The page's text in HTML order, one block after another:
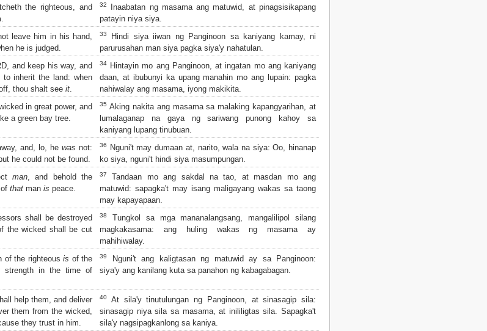
the righteous, and
32
Inaabatan ng masama ang matuwid, at pinagsisikapang
patayin niya siya.
leave him in his hand,
he is judged.
33
Hindi siya iiwan ng Panginoon sa kaniyang kamay, ni
parurusahan man siya pagka siya'y nahatulan.
and keep his way, and
inherit the land: when
thou shalt see it
34
Hintayin mo ang Panginoon, at ingatan mo ang kaniyang
daan, at ibubunyi ka upang manahin mo ang lupain: pagka
nahiwalay ang masama, iyong makikita.
in great power, and
a green bay tree.
35 Aking nakita ang masama sa malaking kapangyarihan, at
lumalaganap na gaya ng sariwang punong kahoy sa
kaniyang lupang tinubuan.
and, lo, he was not:
he could not be found.
36
Nguni't may dumaan at, narito, wala na siya: Oo, hinanap
ko siya, nguni't hindi siya masumpungan.
man , and behold the
that man is peace.
37
Tandaan mo ang sakdal na tao, at masdan mo ang
matuwid: sapagka't may isang maligayang wakas sa taong
may kapayapaan.
shall be destroyed
the wicked shall be cut
38
Tungkol sa mga mananalangsang, mangalilipol silang
magkakasama: ang huling wakas ng masama ay
mahihiwalay.
of the righteousis of the
strength in the time of
39
Nguni't ang kaligtasan ng matuwid ay sa Panginoon:
siya'y ang kanilang kuta sa panahon ng kabagabagan.
help them, and deliver
them from the wicked,
they trust in him.
40
At sila'y tinutulungan ng Panginoon, at sinasagip sila:
sinasagip niya sila sa masama, at inililigtas sila. Sapagka't
sila'y nagsipagkanlong sa kaniya.